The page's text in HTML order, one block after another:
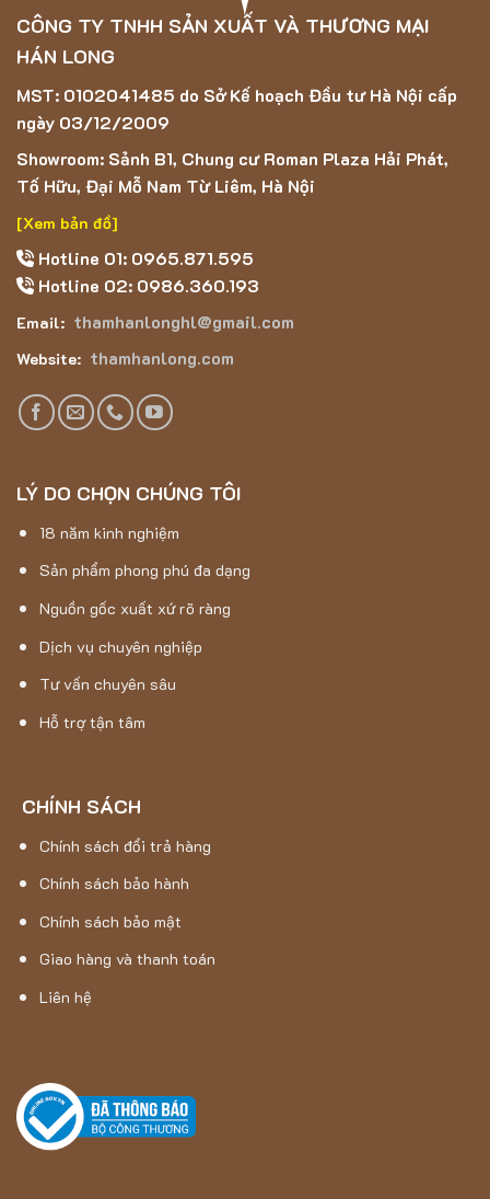
CÔNG TY TNHH SẢN XUẤT VÀ THƯƠNG MẠI
HÁN LONG
MST: 0102041485 do Sở Kế hoạch Đầu tư Hà Nội cấp
ngày 03/12/2009
Showroom: Sảnh B1, Chung cư Roman Plaza Hải Phát,
Tố Hữu, Đại Mỗ Nam Từ Liêm, Hà Nội
[Xem bản đồ]
Hotline 01: 0965.871.595
Hotline 02: 0986.360.193
Email: thamhanlonghl@gmail.com
Website: thamhanlong.com
LÝ DO CHỌN CHÚNG TÔI
18 năm kinh nghiệm
Sản phẩm phong phú đa dạng
Nguồn gốc xuất xứ rõ ràng
Dịch vụ chuyên nghiệp
Tư vấn chuyên sâu
Hỗ trợ tận tâm
CHÍNH SÁCH
Chính sách đổi trả hàng
Chính sách bảo hành
Chính sách bảo mật
Giao hàng và thanh toán
Liên hệ